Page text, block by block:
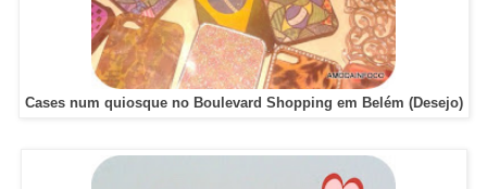
Cases num quiosque no Boulevard Shopping em Belém (Desejo)